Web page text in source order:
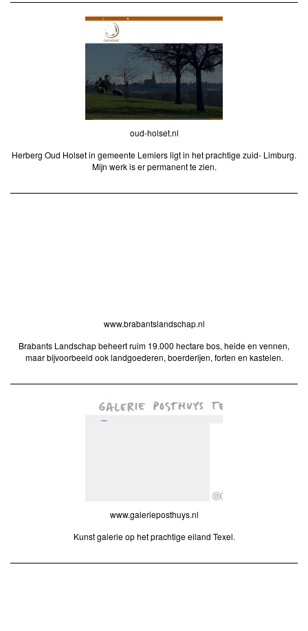
oud-holset.nl
Herberg Oud Holset in gemeente Lemiers ligt in het prachtige zuid- Limburg.
Mijn werk is er permanent te zien.
www.brabantslandschap.nl
Brabants Landschap beheert ruim 19.000 hectare bos, heide en vennen,
maar bijvoorbeeld ook landgoederen, boerderijen, forten en kastelen.
www.galerieposthuys.nl
Kunst galerie op het prachtige eiland Texel.